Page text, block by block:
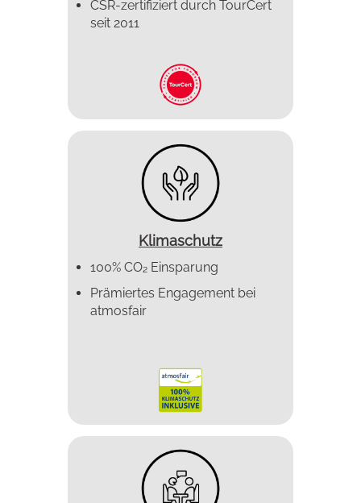
CSR-zertifiziert durch TourCert
seit 2011
Klimaschutz
100% CO₂ Einsparung
Prämiertes Enga­gement bei
atmosfair